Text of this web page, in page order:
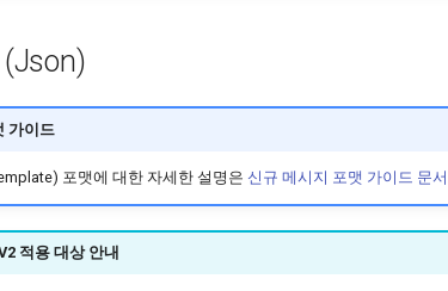
(Json)
가이드
포맷에 대한 자세한 설명은 신규 메시지 포맷 가이드 문서
적용 대상 안내